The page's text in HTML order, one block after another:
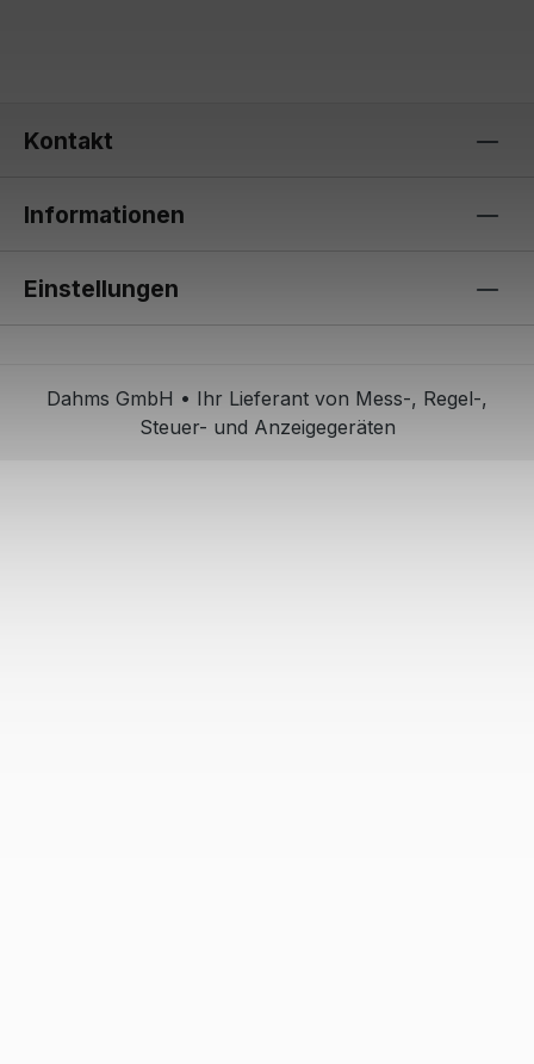
Kontakt
Informationen
Einstellungen
Dahms GmbH • Ihr Lieferant von Mess-, Regel-,
Steuer- und Anzeigegeräten